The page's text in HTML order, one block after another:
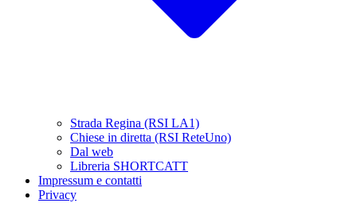
Strada Regina (RSI LA1)
Chiese in diretta (RSI ReteUno)
Dal web
Libreria SHORTCATT
Impressum e contatti
Privacy